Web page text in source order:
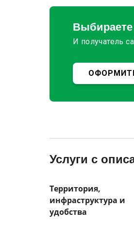
И получатель
Услуги с
Территория,
инфраструктура и
удобства